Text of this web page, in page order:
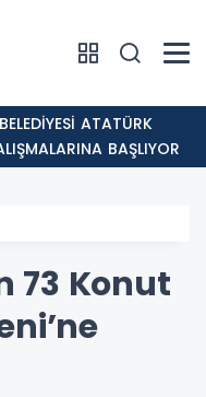
BAŞLIYOR
73 Konut